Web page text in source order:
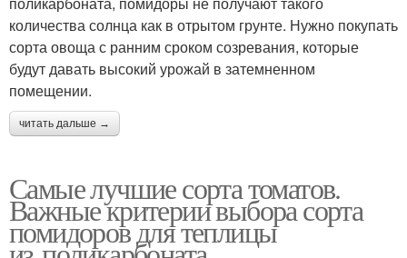
количества солнца как в отрытом грунте. Нужно покупать
сорта овоща с ранним сроком созревания, которые
будут давать высокий урожай в затемненном
помещении.
читать дальше →
Самые лучшие сорта томатов.
Важные критерии выбора сорта
помидоров для теплицы